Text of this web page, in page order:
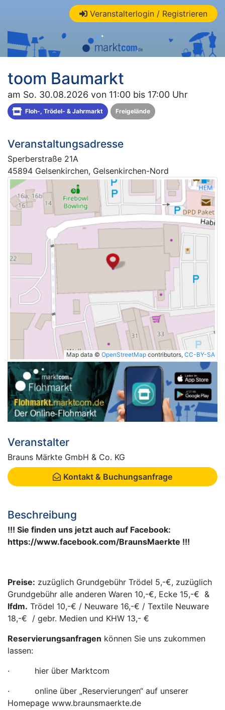
Veranstalterlogin / Registrieren
toom Baumarkt
am So. 30.08.2026 von 11:00 bis 17:00 Uhr
Floh-, Trödel- & Jahrmarkt Freigelände
Veranstaltungsadresse
Sperberstraße 21A
45894 Gelsenkirchen, Gelsenkirchen-Nord
Map data © OpenStreetMap contributors, CC-BY-SA
Veranstalter
Brauns Märkte GmbH & Co. KG
Kontakt & Buchungsanfrage
Beschreibung
!!! Sie finden uns jetzt auch auf Facebook:
https://www.facebook.com/BraunsMaerkte !!!
Preise: zuzüglich Grundgebühr Trödel 5,-€, zuzüglich
Grundgebühr alle anderen Waren 10,-€, Ecke 15,-€ &
lfdm. Trödel 10,-€ / Neuware 16,-€ / Textile Neuware
18,-€ / gebr. Medien und KHW 13,- €
Reservierungsanfragen können Sie uns zukommen
lassen:
· hier über Marktcom
· online über „Reservierungen“ auf unserer
Homepage www.braunsmaerkte.de